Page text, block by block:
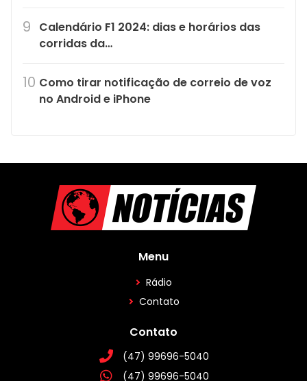
Calendário F1 2024: dias e horários das
corridas da…
Como tirar notificação de correio de voz
no Android e iPhone
Menu
Rádio
Contato
Contato
(47) 99696-5040
(47) 99696-5040